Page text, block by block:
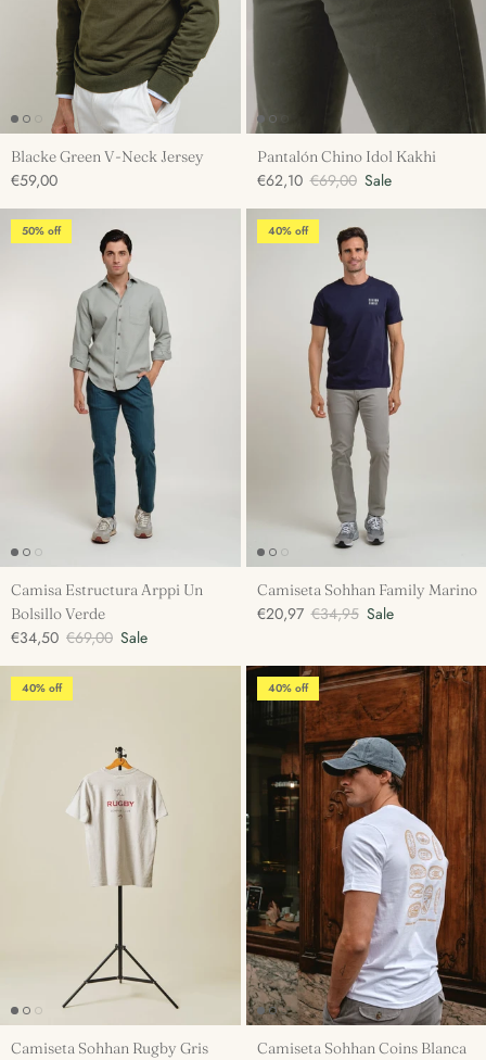
Blacke Green V-Neck Jersey
€59,00
Pantalón Chino Idol Kakhi
€62,10 €69,00 Sale
50% off
Camisa Estructura Arppi Un
Bolsillo Verde
€34,50 €69,00 Sale
40% off
Camiseta Sohhan Family Marino
€20,97 €34,95 Sale
40% off
Camiseta Sohhan Rugby Gris
40% off
Camiseta Sohhan Coins Blanca